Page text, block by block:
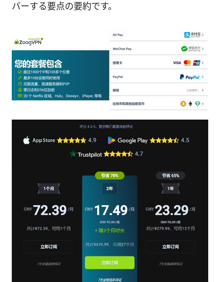
バーする要点の要約です。